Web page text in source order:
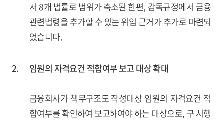
서 8개 법률로 범위가 축소된 한편, 감독규정에서 금융
관련법령을 추가할 수 있는 위임 근거가 추가로 마련되
었습니다.
2. 임원의 자격요건 적합여부 보고 대상 확대
금융회사가 책무구조도 작성대상 임원의 자격요건 적
합여부를 확인하여 보고하여야 하는 대상으로, 구 시행